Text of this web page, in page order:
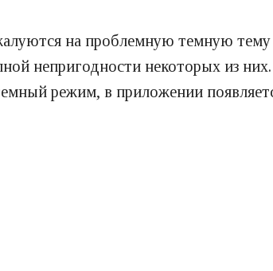
на проблемную темную
непригодности некоторых из
режим, в приложении